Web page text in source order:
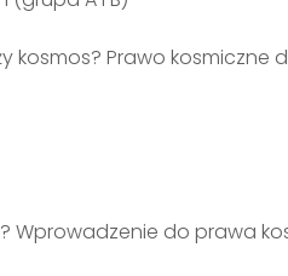
kosmos? Prawo kosmiczne
Wprowadzenie do prawa